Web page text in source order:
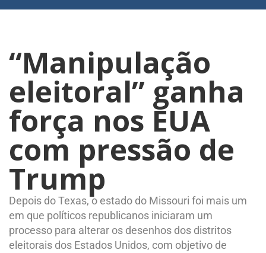
“Manipulação
eleitoral” ganha
força nos EUA
com pressão de
Trump
Depois do Texas, o estado do Missouri foi mais um
em que políticos republicanos iniciaram um
processo para alterar os desenhos dos distritos
eleitorais dos Estados Unidos, com objetivo de